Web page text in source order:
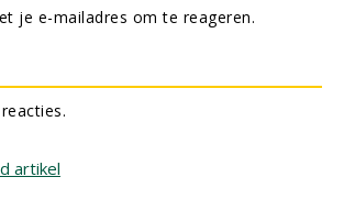
je e-mailadres om te reageren.
artikel